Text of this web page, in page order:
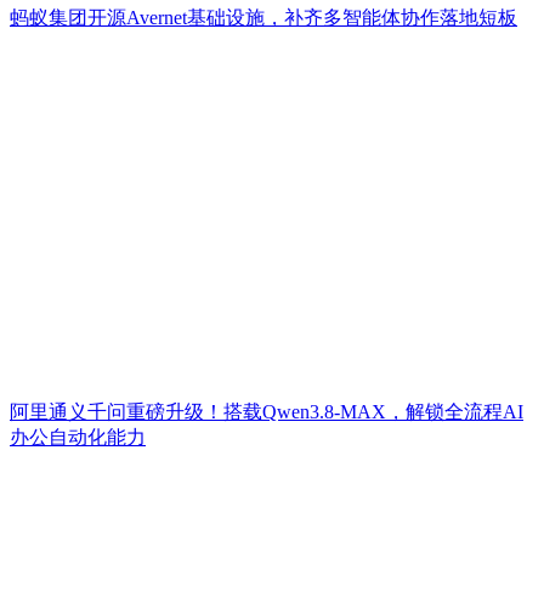
蚂蚁集团开源Avernet基础设施，补齐多智能体协作落地短板
阿里通义千问重磅升级！搭载Qwen3.8-MAX，解锁全流程AI
办公自动化能力